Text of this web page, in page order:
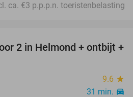
ca. €3 p.p.p.n. toeristenbelasting
2 in Helmond + ontbijt +
9.6 star
31 min. directions_car